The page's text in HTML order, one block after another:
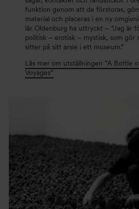
funktion genom att de förstoras,
material och placeras i en ny
lär Oldenburg ha uttryckt – ”Jag är
politisk – erotisk – mystisk, som gör
sitter på sitt arsle i ett museum.”
Läs mer om utställningen ”A Bottle
Voyages”